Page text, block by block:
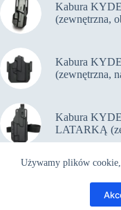
Używamy plików
Kabura
(zewnętrzna,
Kabura
(zewnętrzna,
Kabura
LATARKĄ
Kabura
LATARKĄ